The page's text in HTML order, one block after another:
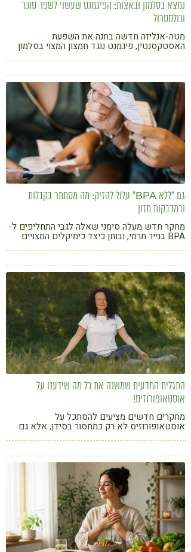
נמצא בסלמון ובאצות: הפיגמנט שעשוי לשפר סוכר
וכולסטרול
מטה-אנליזה חדשה בחנה את השפעת
האסטקסנטין, פיגמנט נוגד חמצון המצוי בסלמון
גם "ללא BPA" עלול להזיק: מה מסתתר בקבלות
ובמדבקות מזון
מחקר חדש מעלה סימני שאלה לגבי התחליפים ל-
BPA בנייר תרמי, ובוחן כיצד כימיקלים המצויים
התגלית המדעית שמשנה את כל מה שידענו על
אוסטאופורוזיס!
מחקרים חדשים מציעים להסתכל על
אוסטאופורוזיס לא רק כמחסור בסידן, אלא גם